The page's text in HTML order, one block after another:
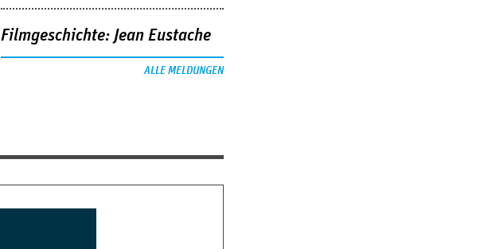
Filmgeschichte: Jean Eustache
ALLE MELDUNGEN